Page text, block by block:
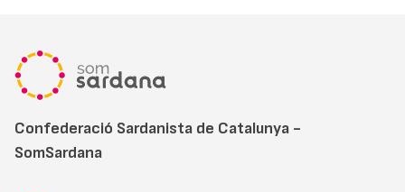
Confederació Sardanista de Catalunya -
SomSardana